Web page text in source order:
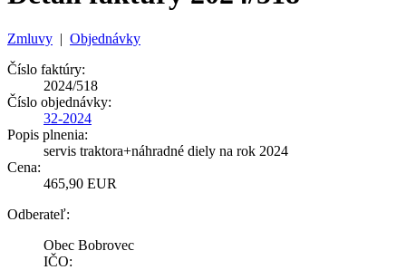
Zmluvy | Objednávky
Číslo faktúry:
2024/518
Číslo objednávky:
32-2024
Popis plnenia:
servis traktora+náhradné diely na rok 2024
Cena:
465,90 EUR
Odberateľ:
Obec Bobrovec
IČO: